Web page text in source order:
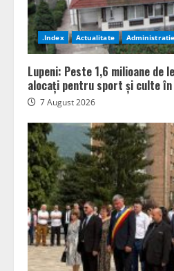
.Index Actualitate Administratie
Lupeni: Peste 1,6 milioane de
alocați pentru sport și culte
7 August 2026